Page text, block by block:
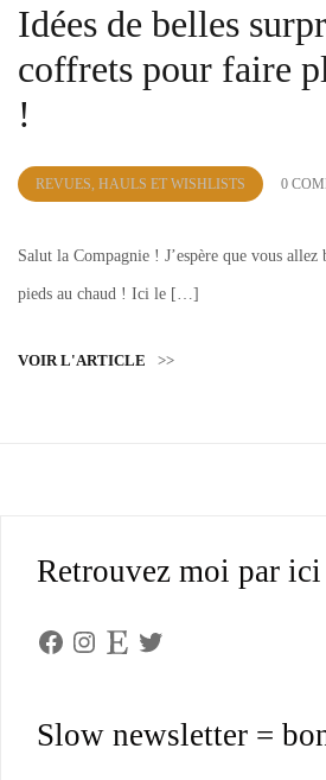
Idées de belles
coffrets pour faire
!
REVUES, HAULS ET WISHLISTS
by
0
Salut la Compagnie ! J’espère que vous allez
pieds au chaud ! Ici le […]
VOIR L'ARTICLE >>
Retrouvez moi par ici
Facebook
Instagram
Etsy Twitter
Slow newsletter =